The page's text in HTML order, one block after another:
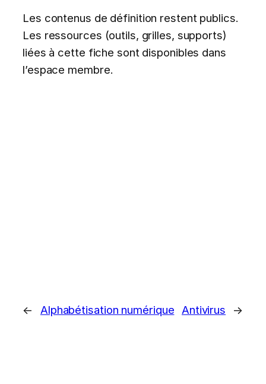
Les contenus de définition restent publics.
Les ressources (outils, grilles, supports)
liées à cette fiche sont disponibles dans
l’espace membre.
← Alphabétisation numérique Antivirus →